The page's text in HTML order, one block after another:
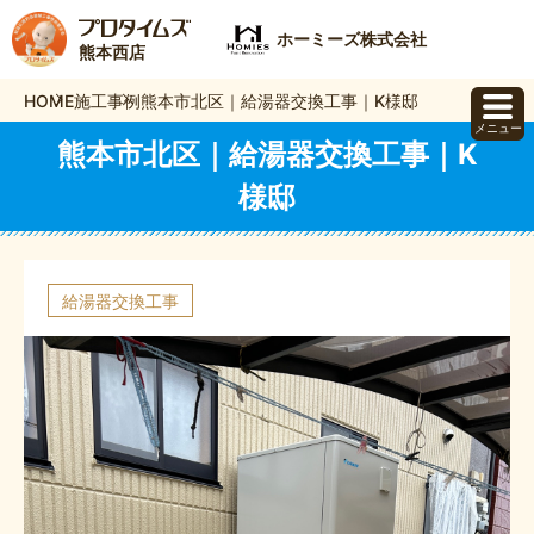
熊本西店
ホーミーズ株式会社
HOME施工事例熊本市北区｜給湯器交換工事｜K様邸
熊本市北区｜給湯器交換工事｜K
様邸
給湯器交換工事
メニュー